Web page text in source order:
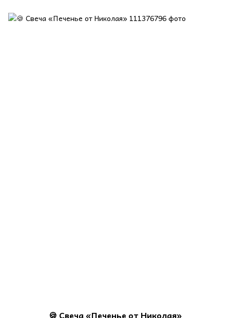
🍪 Свеча «Печенье от Николая»